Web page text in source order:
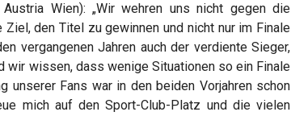
Wien): „Wir wehren uns nicht gegen die
Ziel, den Titel zu gewinnen und nicht nur im Finale
vergangenen Jahren auch der verdiente Sieger,
wir wissen, dass wenige Situationen so ein Finale
unserer Fans war in den beiden Vorjahren schon
mich auf den Sport-Club-Platz und die vielen